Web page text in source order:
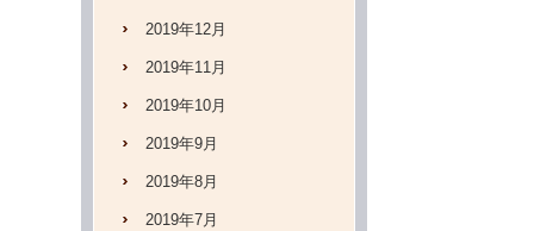
2019年12月
2019年11月
2019年10月
2019年9月
2019年8月
2019年7月